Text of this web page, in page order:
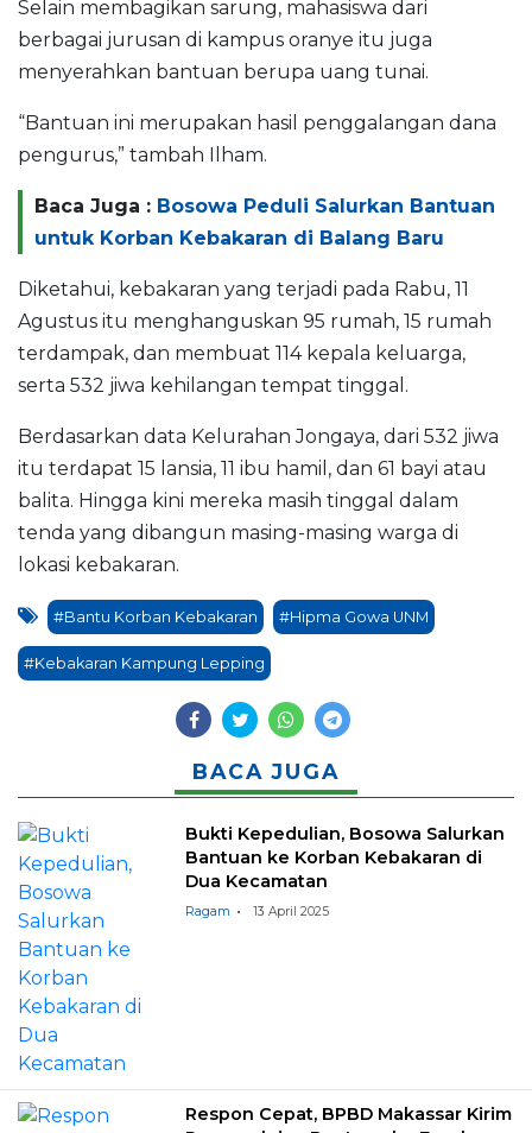
Selain membagikan sarung, mahasiswa dari
berbagai jurusan di kampus oranye itu juga
menyerahkan bantuan berupa uang tunai.
“Bantuan ini merupakan hasil penggalangan dana
pengurus,” tambah Ilham.
Baca Juga : Bosowa Peduli Salurkan Bantuan
untuk Korban Kebakaran di Balang Baru
Diketahui, kebakaran yang terjadi pada Rabu, 11
Agustus itu menghanguskan 95 rumah, 15 rumah
terdampak, dan membuat 114 kepala keluarga,
serta 532 jiwa kehilangan tempat tinggal.
Berdasarkan data Kelurahan Jongaya, dari 532 jiwa
itu terdapat 15 lansia, 11 ibu hamil, dan 61 bayi atau
balita. Hingga kini mereka masih tinggal dalam
tenda yang dibangun masing-masing warga di
lokasi kebakaran.
#Bantu Korban Kebakaran #Hipma Gowa UNM
#Kebakaran Kampung Lepping
BACA JUGA
Bukti Kepedulian, Bosowa Salurkan
Bantuan ke Korban Kebakaran di
Dua Kecamatan
Ragam 13 April 2025
Respon Cepat, BPBD Makassar Kirim